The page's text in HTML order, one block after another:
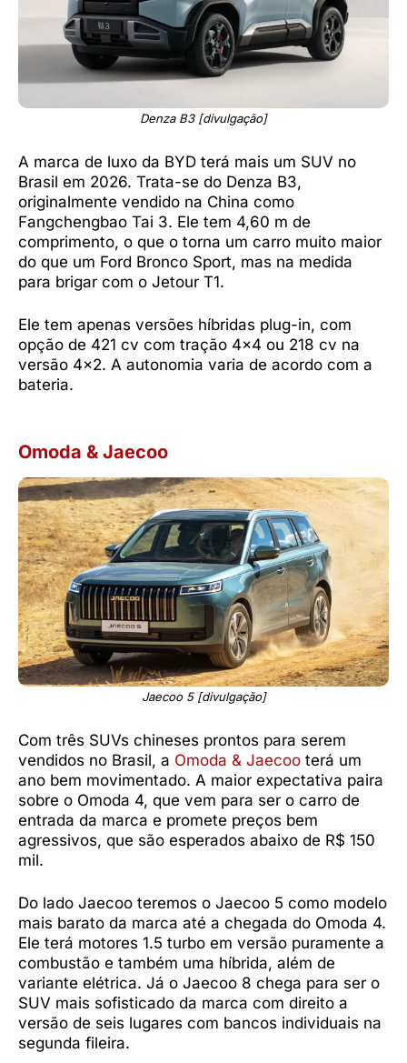
Denza B3 [divulgação]
A marca de luxo da BYD terá mais um SUV no
Brasil em 2026. Trata-se do Denza B3,
originalmente vendido na China como
Fangchengbao Tai 3. Ele tem 4,60 m de
comprimento, o que o torna um carro muito maior
do que um Ford Bronco Sport, mas na medida
para brigar com o Jetour T1.
Ele tem apenas versões híbridas plug-in, com
opção de 421 cv com tração 4×4 ou 218 cv na
versão 4×2. A autonomia varia de acordo com a
bateria.
Omoda & Jaecoo
Jaecoo 5 [divulgação]
Com três SUVs chineses prontos para serem
vendidos no Brasil, a Omoda & Jaecoo terá um
ano bem movimentado. A maior expectativa paira
sobre o Omoda 4, que vem para ser o carro de
entrada da marca e promete preços bem
agressivos, que são esperados abaixo de R$ 150
mil.
Do lado Jaecoo teremos o Jaecoo 5 como modelo
mais barato da marca até a chegada do Omoda 4.
Ele terá motores 1.5 turbo em versão puramente a
combustão e também uma híbrida, além de
variante elétrica. Já o Jaecoo 8 chega para ser o
SUV mais sofisticado da marca com direito a
versão de seis lugares com bancos individuais na
segunda fileira.